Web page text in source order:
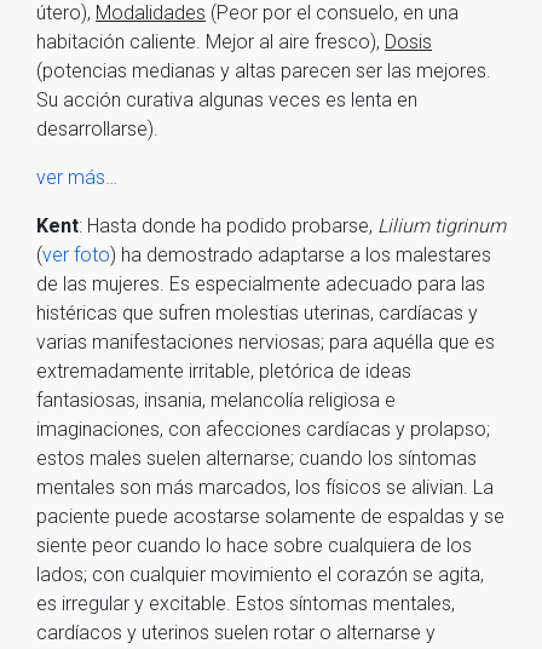
útero), Modalidades (Peor por el consuelo, en una
habitación caliente. Mejor al aire fresco), Dosis
(potencias medianas y altas parecen ser las mejores.
Su acción curativa algunas veces es lenta en
desarrollarse).
ver más…
Kent: Hasta donde ha podido probarse, Lilium tigrinum
(ver foto) ha demostrado adaptarse a los malestares
de las mujeres. Es especialmente adecuado para las
histéricas que sufren molestias uterinas, cardíacas y
varias manifestaciones nerviosas; para aquélla que es
extremadamente irritable, pletórica de ideas
fantasiosas, insania, melancolía religiosa e
imaginaciones, con afecciones cardíacas y prolapso;
estos males suelen alternarse; cuando los síntomas
mentales son más marcados, los físicos se alivian. La
paciente puede acostarse solamente de espaldas y se
siente peor cuando lo hace sobre cualquiera de los
lados; con cualquier movimiento el corazón se agita,
es irregular y excitable. Estos síntomas mentales,
cardíacos y uterinos suelen rotar o alternarse y